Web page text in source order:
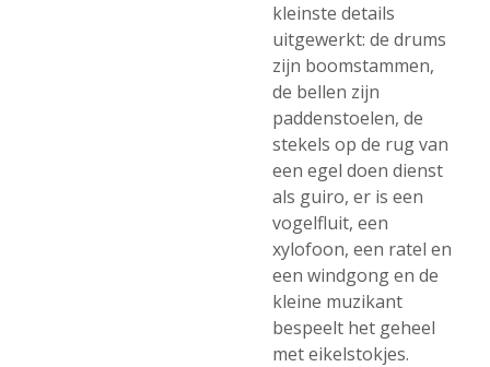
kleinste details
uitgewerkt: de drums
zijn boomstammen,
de bellen zijn
paddenstoelen, de
stekels op de rug van
een egel doen dienst
als guiro, er is een
vogelfluit, een
xylofoon, een ratel en
een windgong en de
kleine muzikant
bespeelt het geheel
met eikelstokjes.